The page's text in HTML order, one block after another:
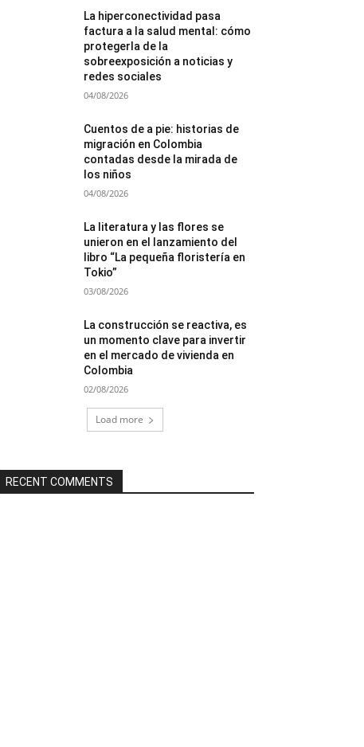
La hiperconectividad pasa
factura a la salud mental: cómo
protegerla de la
sobreexposición a noticias y
redes sociales
04/08/2026
Cuentos de a pie: historias de
migración en Colombia
contadas desde la mirada de
los niños
04/08/2026
La literatura y las flores se
unieron en el lanzamiento del
libro “La pequeña floristería en
Tokio”
03/08/2026
La construcción se reactiva, es
un momento clave para invertir
en el mercado de vivienda en
Colombia
02/08/2026
Load more
RECENT COMMENTS